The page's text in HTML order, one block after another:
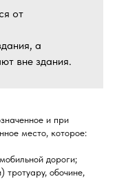
от
а
вне здания.
и при
место, которое:
дороги;
обочине,